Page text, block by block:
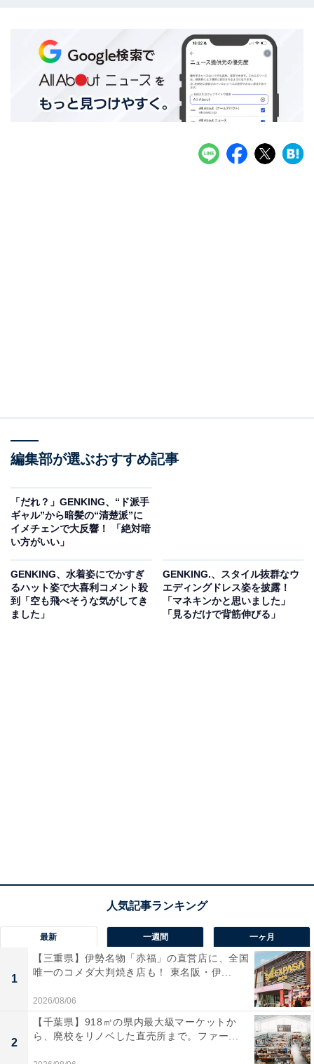
編集部が選ぶおすすめ記事
「だれ？」GENKING、“ド派手
ギャル”から暗髪の“清楚派”に
イメチェンで大反響！ 「絶対暗
い方がいい」
GENKING、水着姿にでかすぎ
るハット姿で大喜利コメント殺
到「空も飛べそうな気がしてき
ました」
GENKING.、スタイル抜群なウ
エディングドレス姿を披露！
「マネキンかと思いました」
「見るだけで背筋伸びる」
最新 一週間 一ヶ月
1
【三重県】伊勢名物「赤福」の直営店に、全国
唯一のコメダ大判焼き店も！ 東名阪・伊...
2026/08/06
2
【千葉県】918㎡の県内最大級マーケットか
ら、廃校をリノベした直売所まで。ファー...